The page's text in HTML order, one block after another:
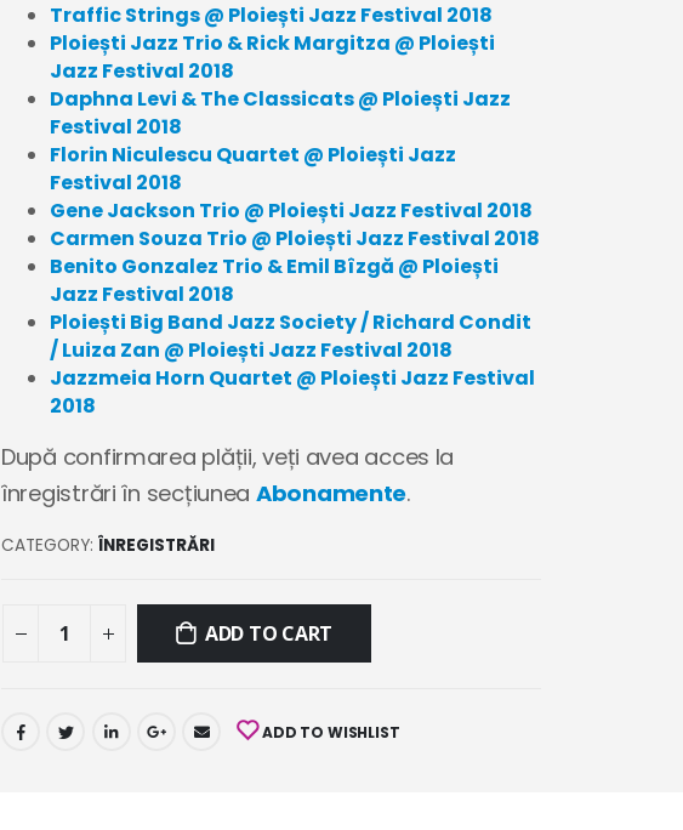
Traffic Strings @ Ploiești Jazz Festival 2018
Ploiești Jazz Trio & Rick Margitza @ Ploiești
Jazz Festival 2018
Daphna Levi & The Classicats @ Ploiești Jazz
Festival 2018
Florin Niculescu Quartet @ Ploiești Jazz
Festival 2018
Gene Jackson Trio @ Ploiești Jazz Festival 2018
Carmen Souza Trio @ Ploiești Jazz Festival 2018
Benito Gonzalez Trio & Emil Bîzgă @ Ploiești
Jazz Festival 2018
Ploiești Big Band Jazz Society / Richard Condit
/ Luiza Zan @ Ploiești Jazz Festival 2018
Jazzmeia Horn Quartet @ Ploiești Jazz Festival
2018
După confirmarea plății, veți avea acces la
înregistrări în secțiunea Abonamente.
CATEGORY: ÎNREGISTRĂRI
ADD TO CART
ADD TO WISHLIST